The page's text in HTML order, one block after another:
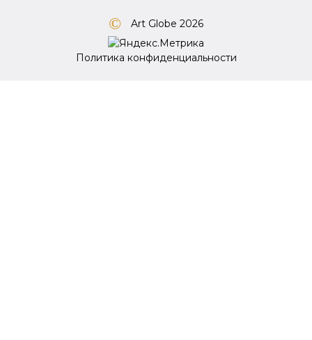
Art Globe 2026
Политика конфиденциальности